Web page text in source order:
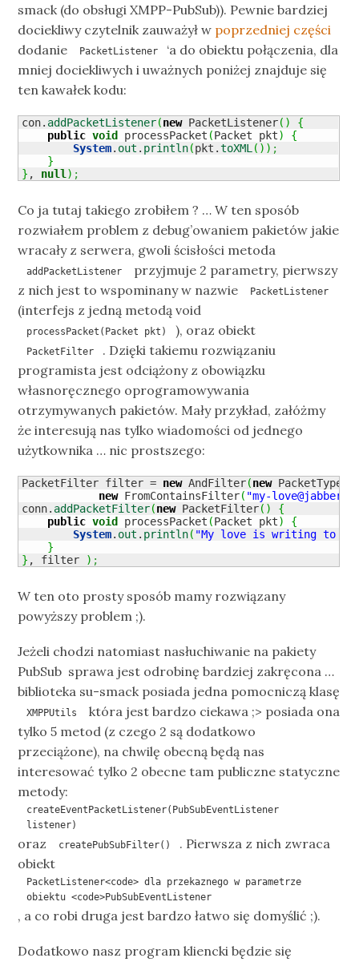
smack (do obsługi XMPP-PubSub)). Pewnie bardziej
dociekliwy czytelnik zauważył w poprzedniej części
dodanie
PacketListener
‘a do obiektu połączenia, dla
mniej dociekliwych i uważnych poniżej znajduje się
ten kawałek kodu:
con. addPacketListener(new PacketListener( )
{
public void processPacket (Packet pkt)
{
System. out . println(pkt.toXML ( ) ) ;
}
} , null ) ;
Co ja tutaj takiego zrobiłem ? … W ten sposób
rozwiałem problem z debug’owaniem pakietów jakie
wracały z serwera, gwoli ścisłości metoda
addPacketListener
przyjmuje 2 parametry, pierwszy
z nich jest to wspominany w nazwie
PacketListener
(interfejs z jedną metodą void
processPacket(Packet pkt) ), oraz obiekt
PacketFilter
. Dzięki takiemu rozwiązaniu
programista jest odciążony z obowiązku
własnoręcznego oprogramowywania
otrzymywanych pakietów. Mały przykład, załóżmy
że interesują nas tylko wiadomości od jednego
użytkownika … nic prostszego:
PacketFilter filter = new AndFilter(new
new FromContainsFilter( "my-
conn. addPacketFilter(new PacketFilter( )
{
public void processPacket (Packet pkt)
{
System. out . println( "My love is writing to
}
} , filter ) ;
W ten oto prosty sposób mamy rozwiązany
powyższy problem ;).
Jeżeli chodzi natomiast nasłuchiwanie na pakiety
PubSub sprawa jest odrobinę bardziej zakręcona …
biblioteka su-smack posiada jedna pomocniczą klasę
XMPPUtils
która jest bardzo ciekawa ;> posiada ona
tylko 5 metod (z czego 2 są dodatkowo
przeciążone), na chwilę obecną będą nas
interesować tylko 2 obecne tam publiczne statyczne
metody:
createEventPacketListener(PubSubEventListener
listener)
oraz createPubSubFilter()
. Pierwsza z nich zwraca
obiekt
PacketListener<code> dla przekaznego w parametrze
obiektu <code>PubSubEventListener
, a co robi druga jest bardzo łatwo się domyślić ;).
Dodatkowo nasz program kliencki będzie się